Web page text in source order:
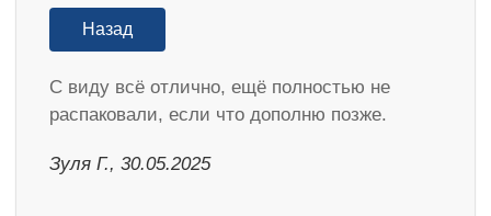
Назад
С виду всё отлично, ещё полностью не
распаковали, если что дополню позже.
Зуля Г., 30.05.2025